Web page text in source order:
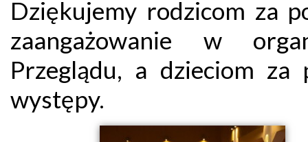
Dziękujemy rodzicom za
zaangażowanie w
Przeglądu, a dzieciom za
występy.